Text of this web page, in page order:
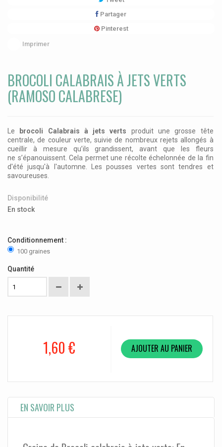
Partager
Pinterest
Imprimer
BROCOLI CALABRAIS À JETS VERTS
(RAMOSO CALABRESE)
Le brocoli Calabrais à jets verts
produit une grosse tête
centrale, de couleur verte, suivie de nombreux rejets allongés à
cueillir à mesure qu’ils grandissent, avant que les fleurs
ne s’épanouissent. Cela permet une récolte échelonnée de la fin
d'été jusqu'à l'automne. Lespousses vertes sont tendres et
savoureuses.
Disponibilité
En stock
Conditionnement :
100 graines
Quantité
1,60 € AJOUTER AU PANIER
EN SAVOIR PLUS